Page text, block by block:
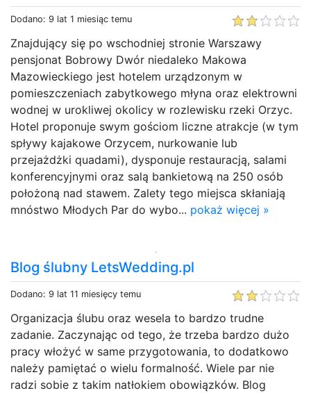
Dodano: 9 lat 1 miesiąc temu
Znajdujący się po wschodniej stronie Warszawy
pensjonat Bobrowy Dwór niedaleko Makowa
Mazowieckiego jest hotelem urządzonym w
pomieszczeniach zabytkowego młyna oraz elektrowni
wodnej w urokliwej okolicy w rozlewisku rzeki Orzyc.
Hotel proponuje swym gościom liczne atrakcje (w tym
spływy kajakowe Orzycem, nurkowanie lub
przejażdżki quadami), dysponuje restauracją, salami
konferencyjnymi oraz salą bankietową na 250 osób
położoną nad stawem. Zalety tego miejsca skłaniają
mnóstwo Młodych Par do wybo... pokaż więcej »
Blog ślubny LetsWedding.pl
Dodano: 9 lat 11 miesięcy temu
Organizacja ślubu oraz wesela to bardzo trudne
zadanie. Zaczynając od tego, że trzeba bardzo dużo
pracy włożyć w same przygotowania, to dodatkowo
należy pamiętać o wielu formalność. Wiele par nie
radzi sobie z takim natłokiem obowiązków. Blog